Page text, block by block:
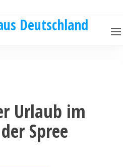
Deutschland
Urlaub im
Spree